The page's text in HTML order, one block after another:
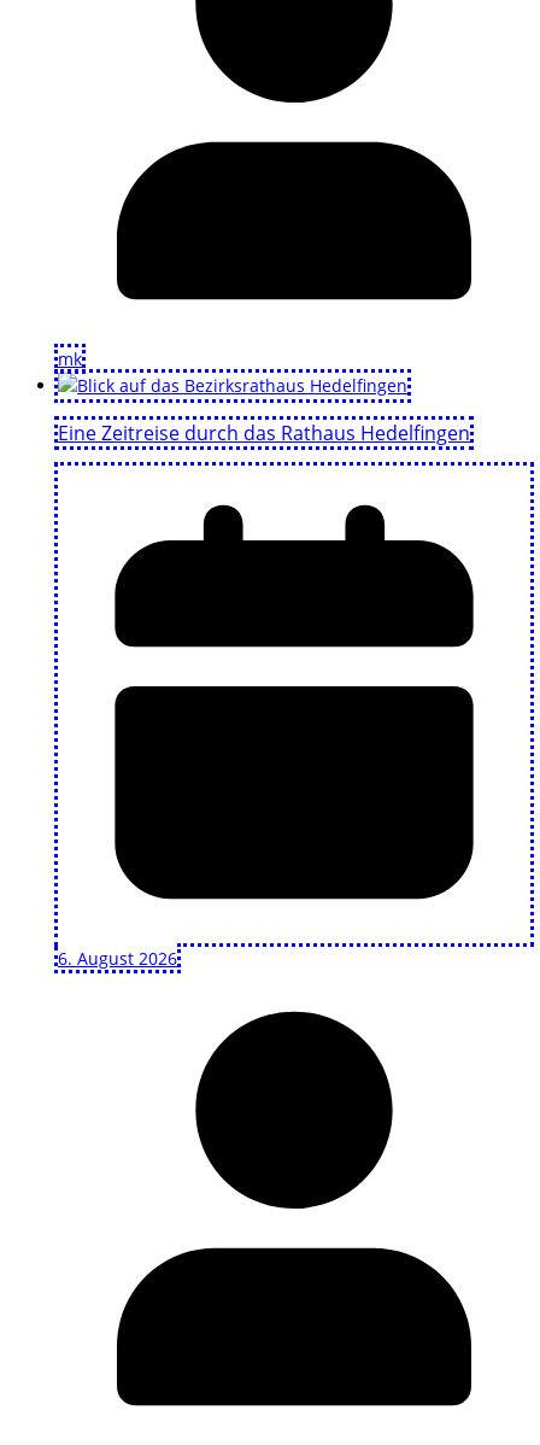
mk
Eine Zeitreise durch das Rathaus Hedelfingen
6. August 2026